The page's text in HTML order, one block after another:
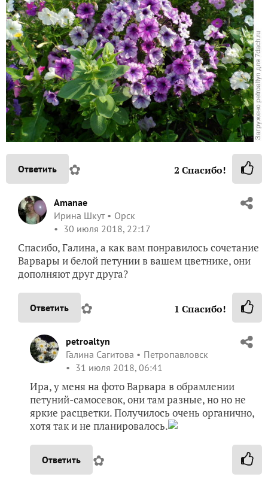
Ответить ✿ 2 Спасибо!
Amanae
Ирина Шкут
Орск
30 июля 2018, 22:17
Спасибо, Галина, а как вам понравилось сочетание
Варвары и белой петунии в вашем цветнике, они
дополняют друг друга?
Ответить ✿ 1 Спасибо!
petroaltyn
Галина Сагитова
Петропавловск
31 июля 2018, 06:41
Ира, у меня на фото Варвара в обрамлении
петуний-самосевок, они там разные, но но не
яркие расцветки. Получилось очень органично,
хотя так и не планировалось.
Ответить ✿